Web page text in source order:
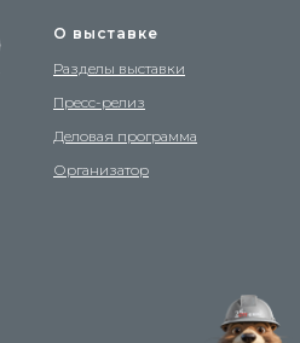
О выставке
Разделы выставки
Пресс-релиз
Деловая программа
Организатор